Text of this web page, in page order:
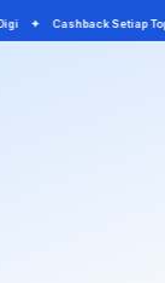
✦ Cashback